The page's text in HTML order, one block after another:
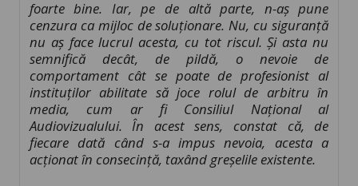
foarte bine. Iar, pe de altă parte, n-aș pune
cenzura ca mijloc de soluționare. Nu, cu siguranță
nu aș face lucrul acesta, cu tot riscul. Și asta nu
semnifică decât, de pildă, o nevoie de
comportament cât se poate de profesionist al
instituților abilitate să joce rolul de arbitru în
media, cum ar fi Consiliul Național al
Audiovizualului. În acest sens, constat că, de
fiecare dată când s-a impus nevoia, acesta a
acționat în consecință, taxând greșelile existente.